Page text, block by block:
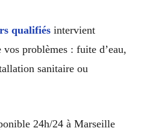
qualifiés intervient
problèmes : fuite d’eau,
sanitaire ou
24h/24 à Marseille